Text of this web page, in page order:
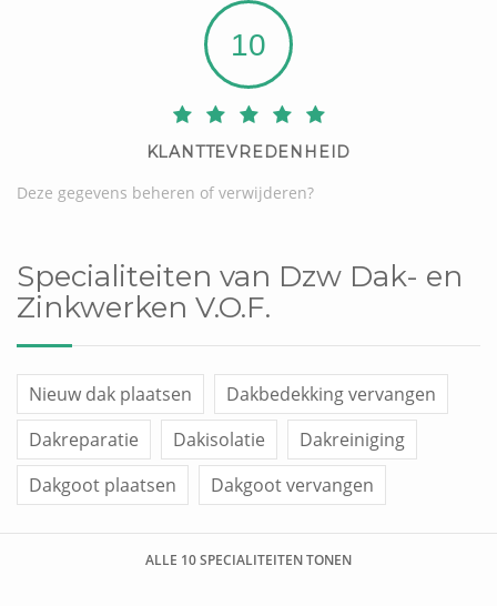
10
KLANTTEVREDENHEID
Deze gegevens beheren of verwijderen?
Specialiteiten van Dzw Dak- en
Zinkwerken V.O.F.
Nieuw dak plaatsen
Dakbedekking vervangen
Dakreparatie
Dakisolatie
Dakreiniging
Dakgoot plaatsen
Dakgoot vervangen
Dakraam plaatsen
Overige werken
ALLE 10 SPECIALITEITEN TONEN